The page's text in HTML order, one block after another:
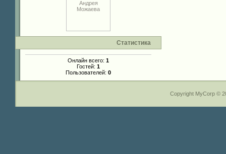
Статистика
Онлайн всего: 1
Гостей: 1
Пользователей: 0
Copyright MyCorp ©